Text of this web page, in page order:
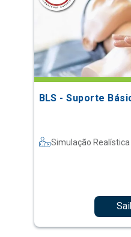
BLS - Suporte
Simulação Realística